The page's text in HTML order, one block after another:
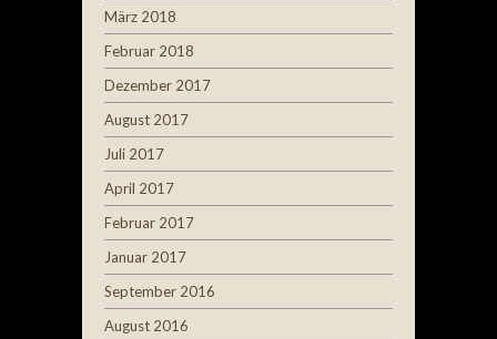
März 2018
Februar 2018
Dezember 2017
August 2017
Juli 2017
April 2017
Februar 2017
Januar 2017
September 2016
August 2016